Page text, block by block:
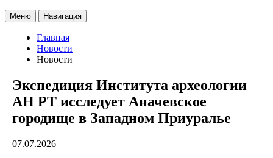
Меню Навигация
Главная
Новости
Новости
Экспедиция Института археологии
АН РТ исследует Аначевское
городище в Западном Приуралье
07.07.2026